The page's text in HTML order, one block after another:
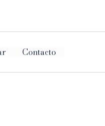
Contacto